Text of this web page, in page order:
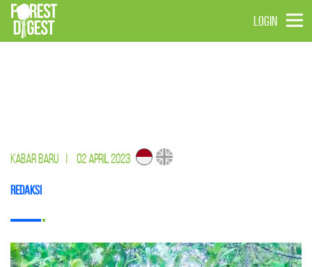
LOGIN
KABAR BARU 02 APRIL 2023
Redaksi